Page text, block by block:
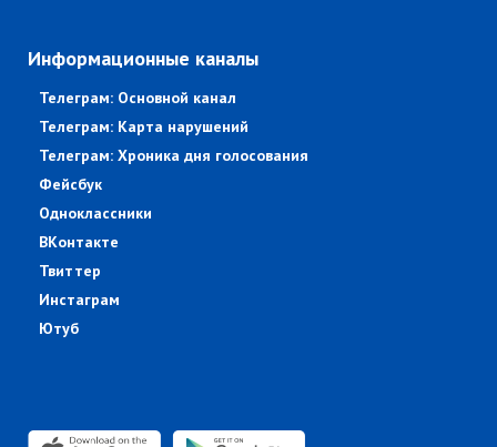
Информационные каналы
Телеграм: Основной канал
Телеграм: Карта нарушений
Телеграм: Хроника дня голосования
Фейсбук
Одноклассники
ВКонтакте
Твиттер
Инстаграм
Ютуб